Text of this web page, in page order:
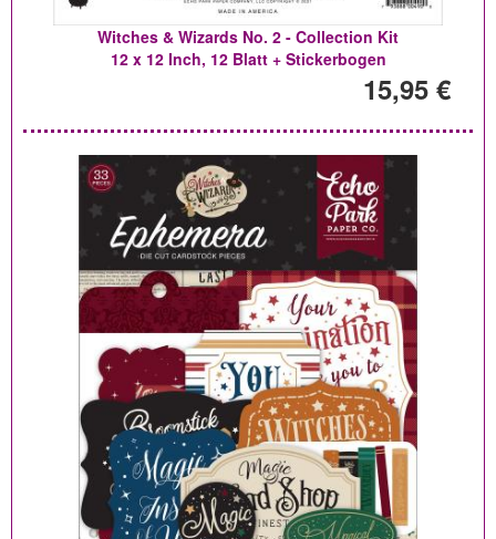
Witches & Wizards No. 2 - Collection Kit
12 x 12 Inch, 12 Blatt + Stickerbogen
15,95 €